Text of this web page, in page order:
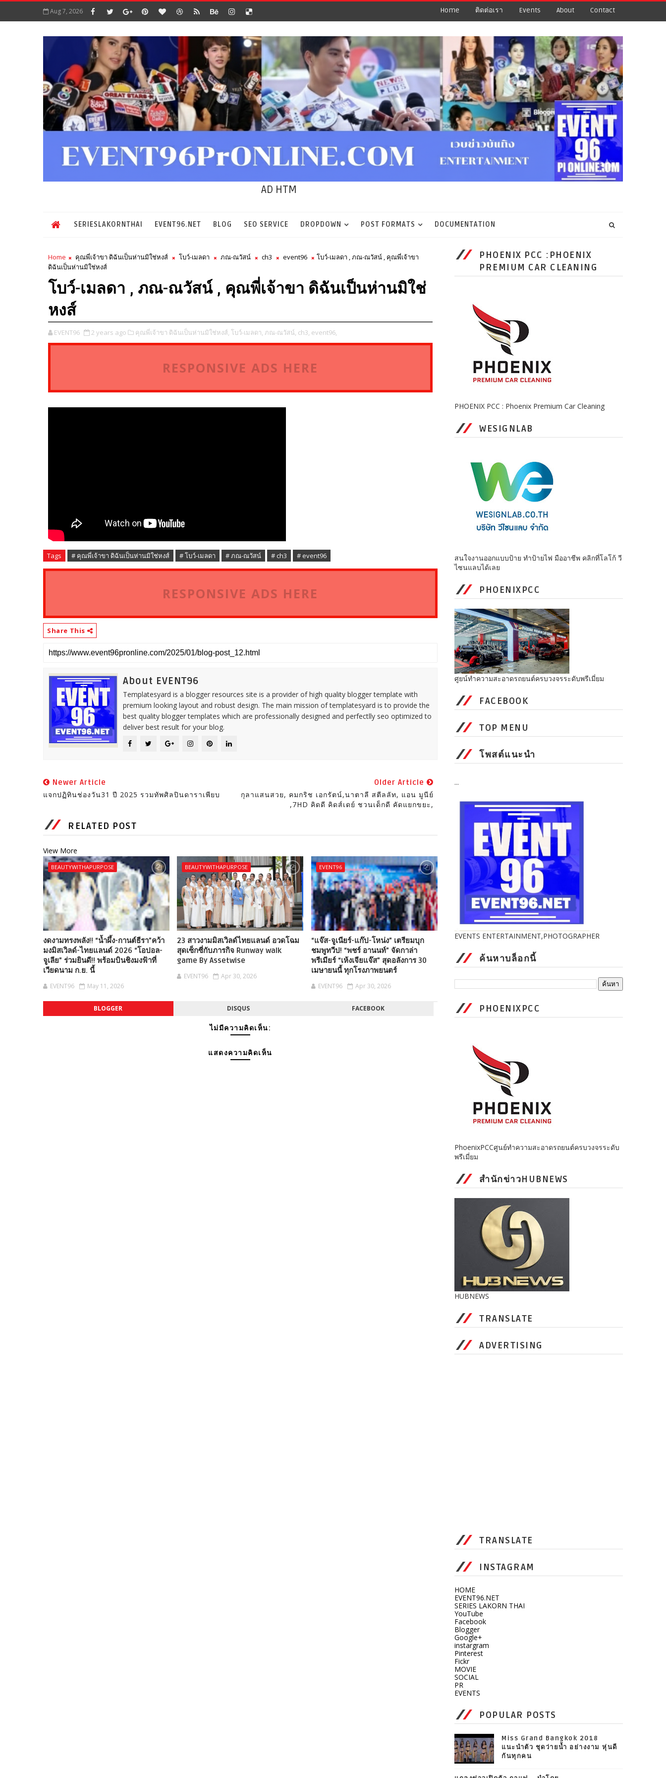
Aug 7, 2026 Home ติดต่อเรา Events About Contact
AD HTM
SERIESLAKORNTHAI EVENT96.NET BLOG SEO SERVICE DROPDOWN POST FORMATS DOCUMENTATION
Home คุณพี่เจ้าขา ดิฉันเป็นห่านมิใช่หงส์ โบว์-เมลดา ภณ-ณวัสน์ ch3 event96
โบว์-เมลดา , ภณ-ณวัสน์ , คุณพี่เจ้าขา
ดิฉันเป็นห่านมิใช่หงส์
โบว์-เมลดา , ภณ-ณวัสน์ , คุณพี่เจ้าขา ดิฉันเป็นห่านมิใช่
หงส์
EVENT96 2 years ago คุณพี่เจ้าขา ดิฉันเป็นห่านมิใช่หงส์, โบว์-เมลดา, ภณ-ณวัสน์, ch3, event96,
RESPONSIVE ADS HERE
Tags # คุณพี่เจ้าขา ดิฉันเป็นห่านมิใช่หงส์ # โบว์-เมลดา # ภณ-ณวัสน์ # ch3 # event96
RESPONSIVE ADS HERE
Share This
About EVENT96
Templatesyard is a blogger resources site is a provider of high quality blogger template with
premium looking layout and robust design. The main mission of templatesyard is to provide the
best quality blogger templates which are professionally designed and perfectlly seo optimized to
deliver best result for your blog.
Newer Article
แจกปฏิทินช่องวัน31 ปี 2025 รวมทัพศิลปินดาราเพียบ
Older Article
กุลาแสนสวย, คมกริช เอกรัตน์,นาตาลี สตีลลัท, แอน มูนีย์
,7HD คิดดี คิดส์เดย์ ชวนเด็กดี คัดแยกขยะ,
RELATED POST
View More
BEAUTYWITHAPURPOSE
งดงามทรงพลัง!! “น้ำผึ้ง-กานต์ธีรา”คว้า
มงมิสเวิลด์-ไทยแลนด์ 2026 “โอปอล-
จูเลีย” ร่วมยินดี!! พร้อมบินชิงมงฟ้าที่
เวียดนาม ก.ย. นี้
EVENT96 May 11, 2026
BEAUTYWITHAPURPOSE
23 สาวงามมิสเวิลด์ไทยแลนด์ อวดโฉม
สุดเซ็กซี่กับภารกิจ Runway walk
game By Assetwise
EVENT96 Apr 30, 2026
EVENT96
“แจ๊ส-จูเนียร์-แก๊ป-โหน่ง” เตรียมบุก
ชมพูทวีป! “พชร์ อานนท์” จัดกาล่า
พรีเมียร์ “เห้งเจียแจ๊ส” สุดอลังการ 30
เมษายนนี้ ทุกโรงภาพยนตร์
EVENT96 Apr 30, 2026
BLOGGER DISQUS FACEBOOK
ไม่มีความคิดเห็น:
แสดงความคิดเห็น
PHOENIX PCC :PHOENIX
PREMIUM CAR CLEANING
PHOENIX PCC : Phoenix Premium Car Cleaning
WESIGNLAB
สนใจงานออกแบบป้าย ทำป้ายไฟ มืออาชีพ คลิกที่โลโก้ วี
ไซนแลบได้เลย
PHOENIXPCC
ศูยน์ทำความสะอาดรถยนต์ครบวงจรระดับพรีเมี่ยม
FACEBOOK
TOP MENU
โพสต์แนะนำ
...
EVENTS ENTERTAINMENT,PHOTOGRAPHER
ค้นหาบล็อกนี้
PHOENIXPCC
PhoenixPCCศูนย์ทำความสะอาดรถยนต์ครบวงจรระดับ
พรีเมี่ยม
สำนักข่าวHUBNEWS
HUBNEWS
TRANSLATE
ADVERTISING
TRANSLATE
INSTAGRAM
HOME
EVENT96.NET
SERIES LAKORN THAI
YouTube
Facebook
Blogger
Google+
instargram
Pinterest
Fickr
MOVIE
SOCIAL
PR
EVENTS
POPULAR POSTS
Miss Grand Bangkok 2018
แนะนำตัว ชุดว่ายน้ำ อย่างงาม หุ่นดี
กันทุกคน